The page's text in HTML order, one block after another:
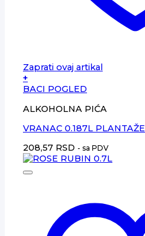
Zaprati ovaj artikal
+
BACI POGLED
ALKOHOLNA PIĆA
VRANAC 0.187L PLANTAŽE
208,57 RSD - sa PDV